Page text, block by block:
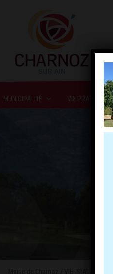
MUNICIPALITÉ VIE PRATIQUE